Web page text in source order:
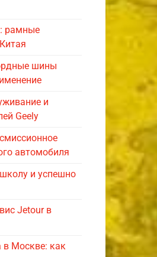
рамные
шины
и
Geely
автомобиля
и успешно
Jetour в
в Москве: как